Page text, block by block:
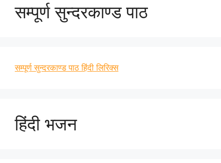
सम्पूर्ण सुन्दरकाण्ड पाठ
सम्पूर्ण सुन्दरकाण्ड पाठ हिंदी लिरिक्स
हिंदी भजन